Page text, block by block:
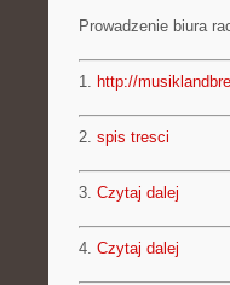
Prowadzenie biura
1. http://
2. spis tresci
3. Czytaj dalej
4. Czytaj dalej